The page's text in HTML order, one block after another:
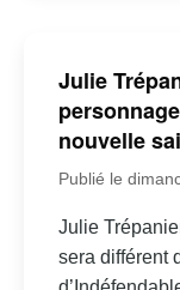
Julie
nouvelle
Publié le
Julie
sera différent